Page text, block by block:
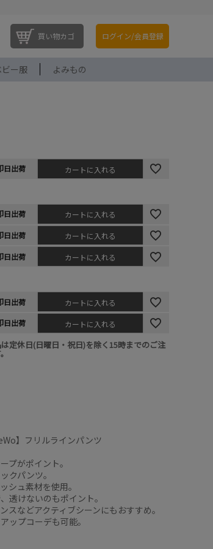
買い物カゴ ログイン/会員登録
ビー服 よみもの
日出荷 カートに入れる
日出荷
カートに入れる
日出荷
カートに入れる
日出荷 カートに入れる
日出荷
カートに入れる
日出荷 カートに入れる
定休日(日曜日・祝日)を除く15時までのご注
】フリルラインパンツ
プがポイント。
クパンツ。
シュ素材を使用。
透けないのもポイント。
スなどアクティブシーンにもおすすめ。
ップコーデも可能。